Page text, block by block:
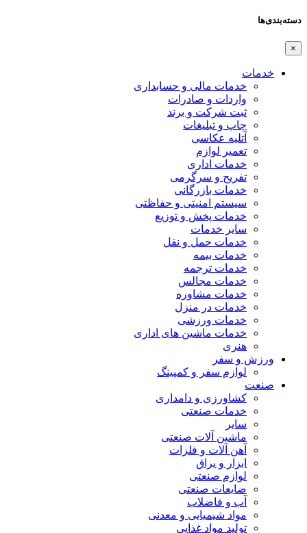
دسته‌بندی‌ها
×
خدمات
خدمات مالی و حسابداری
واردات و صادرات
ثبت شرکت و برند
چاپ و تبلیغات
آتلیه عکاسی
تعمیر لوازم
خدمات اداری
تفریح و سرگرمی
خدمات بازرگانی
سیستم امنیتی و حفاظتی
خدمات پخش و توزیع
سایر خدمات
خدمات حمل و نقل
خدمات بیمه
خدمات ترجمه
خدمات مجالس
خدمات مشاوره
خدمات در منزل
خدمات ورزشی
خدمات ماشین های اداری
هنری
ورزش و سفر
لوازم سفر و کمپینگ
صنعت
کشاورزی و دامداری
خدمات صنعتی
سایر
ماشین آلات صنعتی
آهن آلات و فلزات
ابزار و یراق
لوازم صنعتی
ضایعات صنعتی
آب و فاضلاب
مواد شیمیایی و معدنی
تولید مواد غذایی